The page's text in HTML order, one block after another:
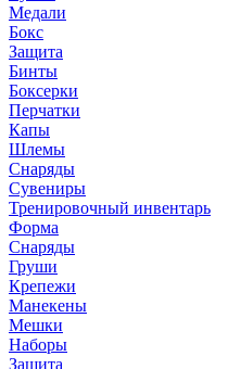
Медали
Бокс
Защита
Бинты
Боксерки
Перчатки
Капы
Шлемы
Снаряды
Сувениры
Тренировочный инвентарь
Форма
Снаряды
Груши
Крепежи
Манекены
Мешки
Наборы
Защита